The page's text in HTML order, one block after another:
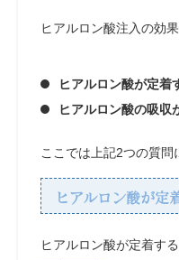
ヒアルロン酸注入の効
ヒアルロン酸が定着
ヒアルロン酸の吸収
ここでは上記2つの質問
ヒアルロン酸が定
ヒアルロン酸が定着す